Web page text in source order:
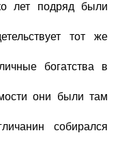
лет подряд были
тот же
богатства в
они были там
собирался